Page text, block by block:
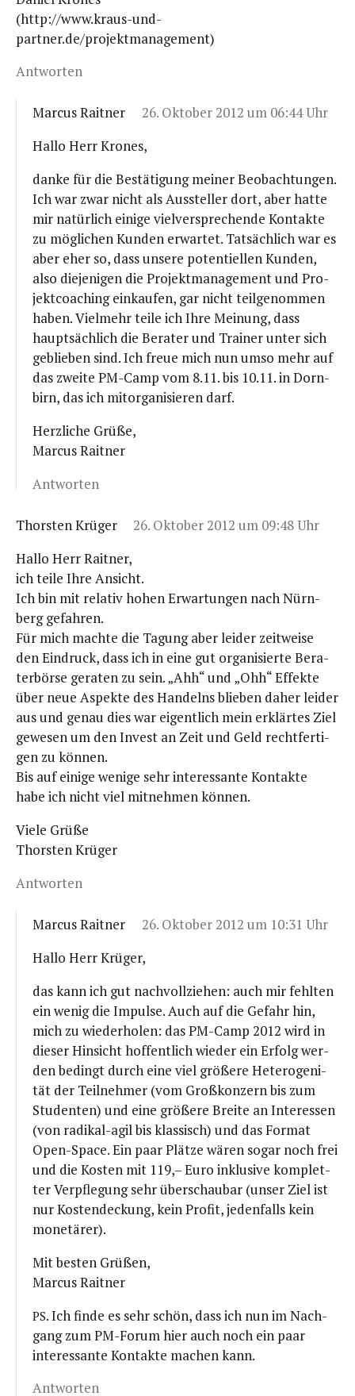
(http://www.kraus-und-
partner.de/projektmanagement)
Antworten
Marcus Raitner
26. Oktober 2012 um 06:44 Uhr
Hal­lo Herr Krones,
dan­ke für die Bestä­ti­gung mei­ner Beob­ach­tun­gen.
Ich war zwar nicht als Aus­stel­ler dort, aber hat­te
mir natür­lich eini­ge viel­ver­spre­chen­de Kon­tak­te
zu mög­li­chen Kun­den erwar­tet. Tat­säch­lich war es
aber eher so, dass unse­re poten­ti­el­len Kun­den,
also die­je­ni­gen die Pro­jekt­ma­nage­ment und Pro­
jekt­coa­ching ein­kau­fen, gar nicht teil­ge­nom­men
haben. Viel­mehr tei­le ich Ihre Mei­nung, dass
haupt­säch­lich die Bera­ter und Trai­ner unter sich
geblie­ben sind. Ich freue mich nun umso mehr auf
das zwei­te PM-Camp vom 8.11. bis 10.11. in Dorn­
birn, das ich mit­or­ga­ni­sie­ren darf.
Herz­li­che Grüße,
Mar­cus Raitner
Antworten
Thorsten Krüger
26. Oktober 2012 um 09:48 Uhr
Hal­lo Herr Raitner,
ich tei­le Ihre Ansicht.
Ich bin mit rela­tiv hohen Erwar­tun­gen nach Nürn­
berg gefahren.
Für mich mach­te die Tagung aber lei­der zeit­wei­se
den Ein­druck, dass ich in eine gut orga­ni­sier­te Bera­
ter­bör­se gera­ten zu sein. „Ahh“ und „Ohh“ Effek­te
über neue Aspek­te des Han­delns blie­ben daher lei­der
aus und genau dies war eigent­lich mein erklär­tes Ziel
gewe­sen um den Invest an Zeit und Geld recht­fer­ti­
gen zu können.
Bis auf eini­ge weni­ge sehr inter­es­san­te Kon­tak­te
habe ich nicht viel mit­neh­men können.
Vie­le Grüße
Thors­ten Krüger
Antworten
Marcus Raitner
26. Oktober 2012 um 10:31 Uhr
Hal­lo Herr Krüger,
das kann ich gut nach­voll­zie­hen: auch mir fehl­ten
ein wenig die Impul­se. Auch auf die Gefahr hin,
mich zu wie­der­ho­len: das PM-Camp 2012 wird in
die­ser Hin­sicht hof­fent­lich wie­der ein Erfolg wer­
den bedingt durch eine viel grö­ße­re Hete­ro­ge­ni­
tät der Teil­neh­mer (vom Groß­kon­zern bis zum
Stu­den­ten) und eine grö­ße­re Brei­te an Inter­es­sen
(von radi­kal-agil bis klas­sisch) und das For­mat
Open-Space. Ein paar Plät­ze wären sogar noch frei
und die Kos­ten mit 119,– Euro inklu­si­ve kom­plet­
ter Ver­pfle­gung sehr über­schau­bar (unser Ziel ist
nur Kos­ten­de­ckung, kein Pro­fit, jeden­falls kein
monetärer).
Mit bes­ten Grüßen,
Mar­cus Raitner
PS. Ich fin­de es sehr schön, dass ich nun im Nach­
gang zum PM-Forum hier auch noch ein paar
inter­es­san­te Kon­tak­te machen kann.
Antworten